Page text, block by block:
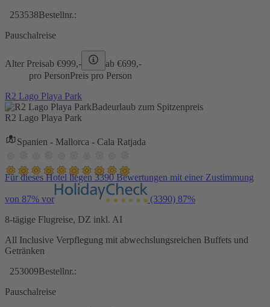
253538Bestellnr.:
Pauschalreise
Alter Preisab €999,- ab €699,-
pro PersonPreis pro Person
R2 Lago Playa Park
Badeurlaub zum Spitzenpreis
R2 Lago Playa Park
Spanien - Mallorca - Cala Ratjada
Für dieses Hotel liegen 3390 Bewertungen mit einer Zustimmung
von 87% vor (3390) 87%
8-tägige Flugreise, DZ inkl. AI
All Inclusive Verpflegung mit abwechslungsreichen Buffets und
Getränken
253009Bestellnr.:
Pauschalreise